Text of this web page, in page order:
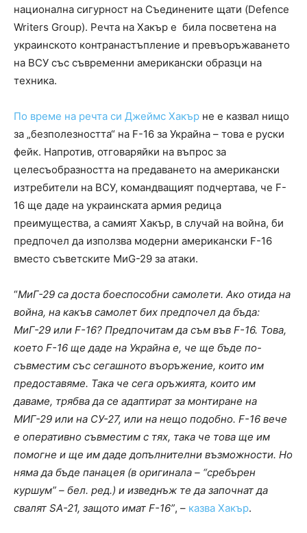
национална сигурност на Съединените щати (Defence
Writers Group). Речта на Хакър е била посветена на
украинското контранастъпление и превъоръжаването
на ВСУ със съвременни американски образци на
техника.
По време на речта си Джеймс Хакър не е казвал нищо
за „безполезността“ на F-16 за Украйна – това е руски
фейк. Напротив, отговаряйки на въпрос за
целесъобразността на предаването на американски
изтребители на ВСУ, командващият подчертава, че F-
16 ще даде на украинската армия редица
преимущества, а самият Хакър, в случай на война, би
предпочел да използва модерни американски F-16
вместо съветските МиG-29 за атаки.
“МиГ-29 са доста боеспособни самолети. Ако отида на
война, на какъв самолет бих предпочел да бъда:
МиГ-29 или F-16? Предпочитам да съм във F-16. Това,
което F-16 ще даде на Украйна е, че ще бъде по-
съвместим със сегашното въоръжение, които им
предоставяме. Така че сега оръжията, които им
даваме, трябва да се адаптират за монтиране на
МИГ-29 или на СУ-27, или на нещо подобно. F-16 вече
е оперативно съвместим с тях, така че това ще им
помогне и ще им даде допълнителни възможности. Но
няма да бъде панацея (в оригинала – “сребърен
куршум” – бел. ред.) и изведнъж те да започнат да
свалят SA-21, защото имат F-16”, – казва Хакър.